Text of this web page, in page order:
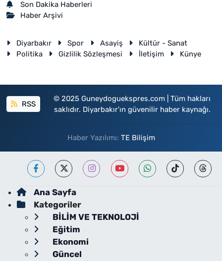
Son Dakika Haberleri
Haber Arşivi
Diyarbakır Spor Asayiş
Kültür - Sanat
Politika
Gizlilik Sözleşmesi İletişim Künye
RSS
© 2025 Guneydoguekspres.com | Tüm hakları
saklıdır. Diyarbakır'ın güvenilir haber kaynağı.
Haber Yazılımı: TE Bilişim
Ana Sayfa
Kategoriler
BİLİM VE TEKNOLOJİ
Eğitim
Ekonomi
Güncel